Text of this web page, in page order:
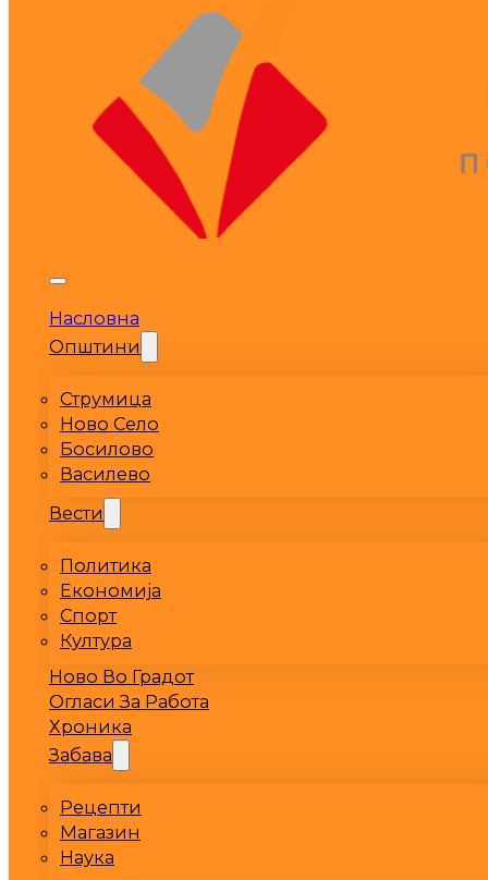
Насловна
Општини
Струмица
Ново Село
Босилово
Василево
Вести
Политика
Економија
Спорт
Култура
Ново Во Градот
Огласи За Работа
Хроника
Забава
Рецепти
Магазин
Наука